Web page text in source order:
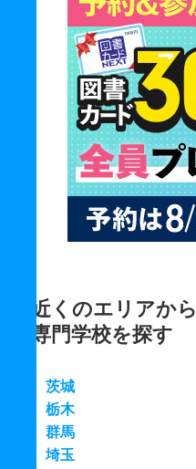
近くのエリアから
専門学校を探す
茨城
栃木
群馬
埼玉